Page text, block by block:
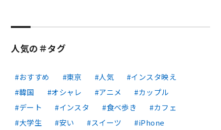
人気の＃タグ
おすすめ 東京 人気
インスタ映え
韓国
オシャレ アニメ
カップル
デート
インスタ 食べ歩き
カフェ
大学生
安い スイーツ
iPhone